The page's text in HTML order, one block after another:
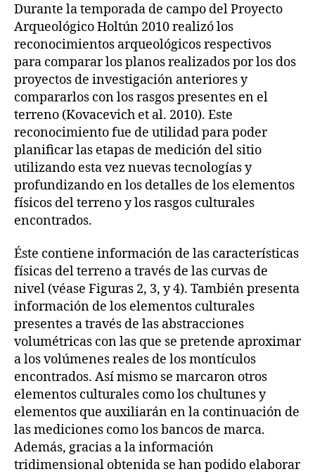
Durante la temporada de campo del Proyecto
Arqueológico Holtún 2010 realizó los
reconocimientos arqueológicos respectivos
para comparar los planos realizados por los dos
proyectos de investigación anteriores y
compararlos con los rasgos presentes en el
terreno (Kovacevich et al. 2010). Este
reconocimiento fue de utilidad para poder
planificar las etapas de medición del sitio
utilizando esta vez nuevas tecnologías y
profundizando en los detalles de los elementos
físicos del terreno y los rasgos culturales
encontrados.
Éste contiene información de las características
físicas del terreno a través de las curvas de
nivel (véase Figuras 2, 3, y 4). También presenta
información de los elementos culturales
presentes a través de las abstracciones
volumétricas con las que se pretende aproximar
a los volúmenes reales de los montículos
encontrados. Así mismo se marcaron otros
elementos culturales como los chultunes y
elementos que auxiliarán en la continuación de
las mediciones como los bancos de marca.
Además, gracias a la información
tridimensional obtenida se han podido elaborar